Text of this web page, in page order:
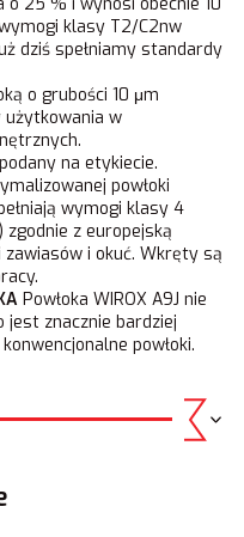
klasy T2/C2nw
dziś spełniamy standardy
o grubości 10 μm
użytkowania w
na etykiecie.
powłoki
wymogi klasy 4
zgodnie z europejską
i okuć. Wkręty są
Powłoka WIROX A9J nie
jest znacznie bardziej
powłoki.